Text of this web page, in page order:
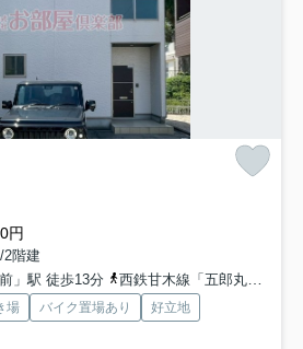
円
2階建
」駅 徒歩13分
西鉄甘木線「五郎丸」駅 徒歩30分
場 バイク置場あり
好立地